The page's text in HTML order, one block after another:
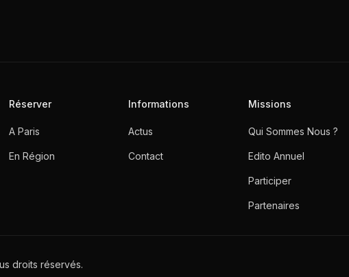
Réserver
A Paris
En Région
Informations
Actus
Contact
Missions
Qui Sommes Nous ?
Edito Annuel
Participer
Partenaires
droits réservés.